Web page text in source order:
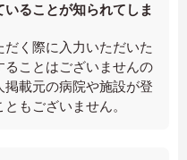
ることが知られてしま
く際に入力いただいた
ことはございませんの
載元の病院や施設が登
もございません。